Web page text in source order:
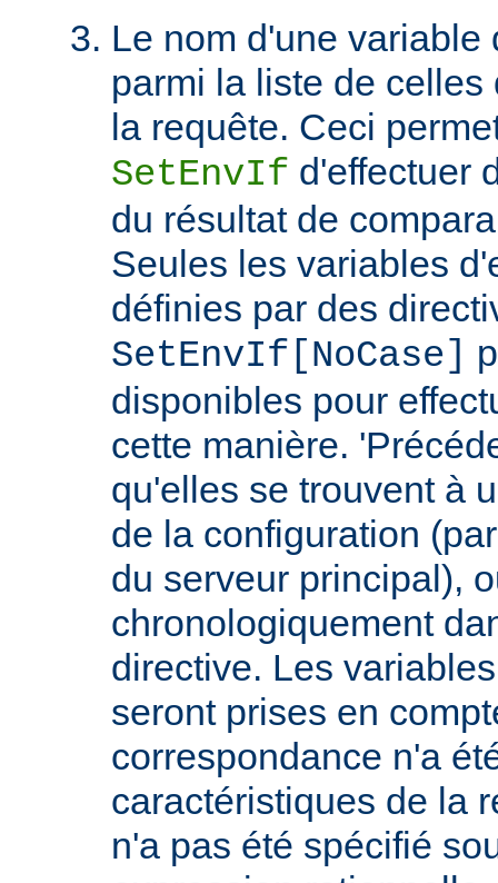
Le nom d'une variable
parmi la liste de
la requête. Ceci
SetEnvIf d'effectuer
du résultat de
Seules les variables
définies par des
SetEnvIf[NoCase]
disponibles pour
cette manière.
qu'elles se trouvent à
de la configuration
du serveur principal),
chronologiquement
directive. Les
seront prises en
correspondance n'a
caractéristiques de la
n'a pas été spécifié